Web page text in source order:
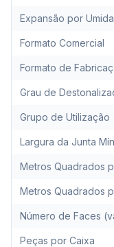
Expansão por
Formato Comercial
Formato de
Grau de
Grupo de Utilização
Largura da Junta
Metros Quadrados
Metros Quadrados
Número de Faces
Peças por Caixa